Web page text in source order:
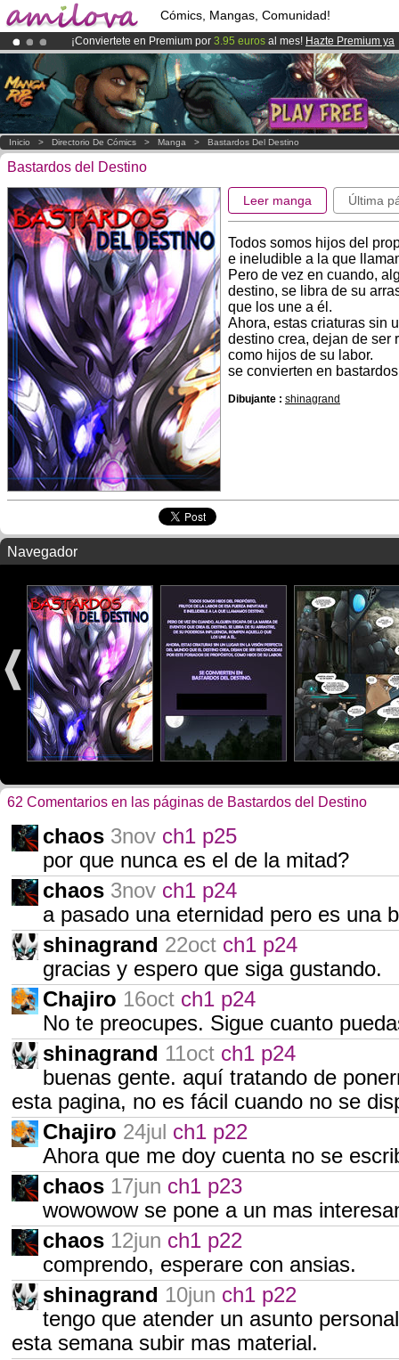
Cómics, Mangas, Comunidad!
¡Conviertete en Premium por 3.95 euros al mes! Hazte Premium ya
¡El Kickstarter Amilova está desormado lanzado!.
¡Ya tenemos 100000miembrosy 1000 Cómics y Mangas!.
Inicio > Directorio De Cómics > Manga > Bastardos Del Destino
Bastardos del Destino
Leer manga Última
Todos somos hijos del
e ineludible a la que
Pero de vez en cuando,
destino, se libra de su
que los une a él.
Ahora, estas criaturas sin
destino crea, dejan de ser
como hijos de su labor.
se convierten en
Dibujante : shinagrand
Navegador
62 Comentarios en las páginas de Bastardos del Destino
chaos 3nov ch1 p25
por que nunca es el de la mitad?
chaos 3nov ch1 p24
a pasado una eternidad pero es una
shinagrand 22oct ch1 p24
gracias y espero que siga gustando.
Chajiro 16oct ch1 p24
No te preocupes. Sigue cuanto
shinagrand 11oct ch1 p24
buenas gente. aquí tratando de
esta pagina, no es fácil cuando no se
Chajiro 24jul ch1 p22
Ahora que me doy cuenta no se
chaos 17jun ch1 p23
wowowow se pone a un mas
chaos 12jun ch1 p22
comprendo, esperare con ansias.
shinagrand 10jun ch1 p22
tengo que atender un asunto
esta semana subir mas material.